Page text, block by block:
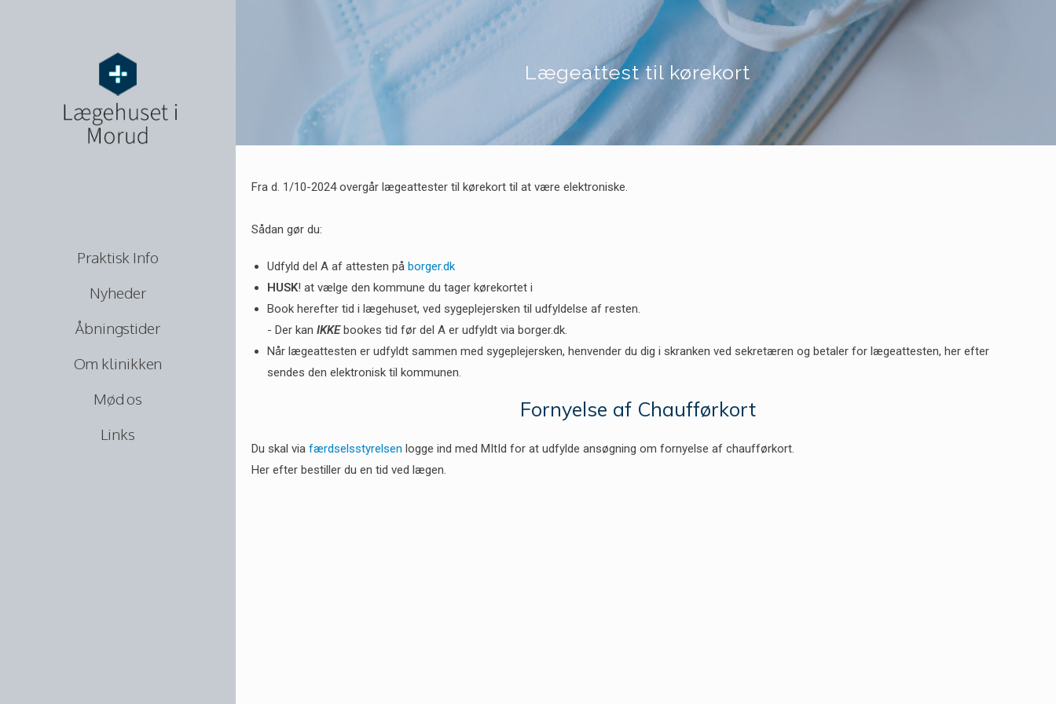
Praktisk Info
Nyheder
Åbningstider
Om klinikken
Mød os
Links
Lægeattest til kørekort
Fra d. 1/10-2024 overgår lægeattester til kørekort til at være elektroniske.
Sådan gør du:
Udfyld del A af attesten på borger.dk
HUSK! at vælge den kommune du tager kørekortet i
Book herefter tid i lægehuset, ved sygeplejersken til udfyldelse af resten.
- Der kan IKKEbookes tid før del A er udfyldt via borger.dk.
Når lægeattesten er udfyldt sammen med sygeplejersken, henvender du dig i skranken ved sekretæren og betaler for lægeattesten, her efter
sendes den elektronisk til kommunen.
Fornyelse af Chaufførkort
Du skal via færdselsstyrelsen logge ind med MItId for at udfylde ansøgning om fornyelse af chaufførkort.
Her efter bestiller du en tid ved lægen.